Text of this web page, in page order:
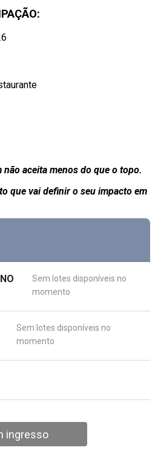
não aceita menos do que o topo.
que vai definir o seu impacto em
Sem lotes disponíveis no
momento
Sem lotes disponíveis no
momento
ingresso